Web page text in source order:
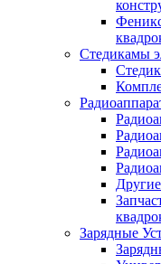
Cтедикамы
Зарядные